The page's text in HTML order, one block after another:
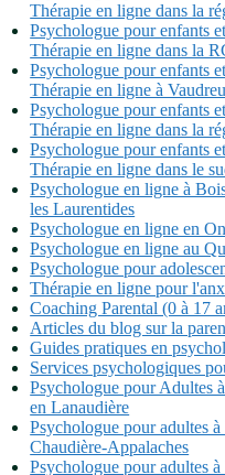
Thérapie en ligne dans la
Psychologue pour enfants
Thérapie en ligne dans la
Psychologue pour enfants
Thérapie en ligne à
Psychologue pour enfants
Thérapie en ligne dans la
Psychologue pour enfants
Thérapie en ligne dans le
Psychologue en ligne à
les Laurentides
Psychologue en ligne en
Psychologue en ligne au
Psychologue pour
Thérapie en ligne pour
Coaching Parental (0 à 17
Articles du blog sur la
Guides pratiques en
Services psychologiques
Psychologue pour Adultes
en Lanaudière
Psychologue pour adultes
Chaudière-Appalaches
Psychologue pour adultes